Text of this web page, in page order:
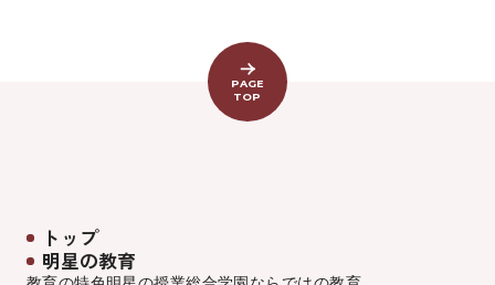
PAGE
TOP
トップ
明星の教育